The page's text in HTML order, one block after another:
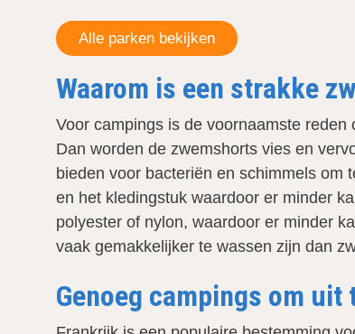
Alle parken bekijken
Waarom is een strakke
Voor campings is de voornaamste
Dan worden de zwemshorts vies en
bieden voor bacteriën en schimmels om
en het kledingstuk waardoor er minder
polyester of nylon, waardoor er minder
vaak gemakkelijker te wassen zijn dan
Genoeg campings om uit